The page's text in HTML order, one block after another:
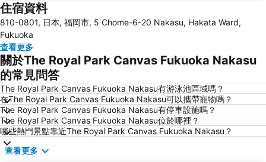
Saga Station
Fukuoka Yafuoku! Dome
Nakasu-Kawabata Station
Acros Fukuoka
Tojinmachi Station
Meinohama Station
Fukuoka Convention Center
Higashihie Station
Minami Fukuoka Station
Nishitetsu Kurume Station
Nishitetsu Hall
Chiyo-Kenchoguchi Station
Kyushu National Museum
Sakurai Futamigaura
住宿資料
810-0801, 日本, 福岡市, 5 Chome-6-20 Nakasu, Hakata Ward,
Fukuoka
查看更多
關於The Royal Park Canvas Fukuoka Nakasu
的常見問答
The Royal Park Canvas Fukuoka Nakasu有游泳池區域嗎？
在The Royal Park Canvas Fukuoka Nakasu可以攜帶寵物嗎？
The Royal Park Canvas Fukuoka Nakasu有停車設施嗎？
The Royal Park Canvas Fukuoka Nakasu位於哪裡？
哪些熱門景點靠近The Royal Park Canvas Fukuoka Nakasu？
查看更多